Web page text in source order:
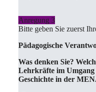
Anregung 3
Bitte geben Sie zuerst
Pädagogische
Was denken Sie?
Lehrkräfte im
Geschichte in der